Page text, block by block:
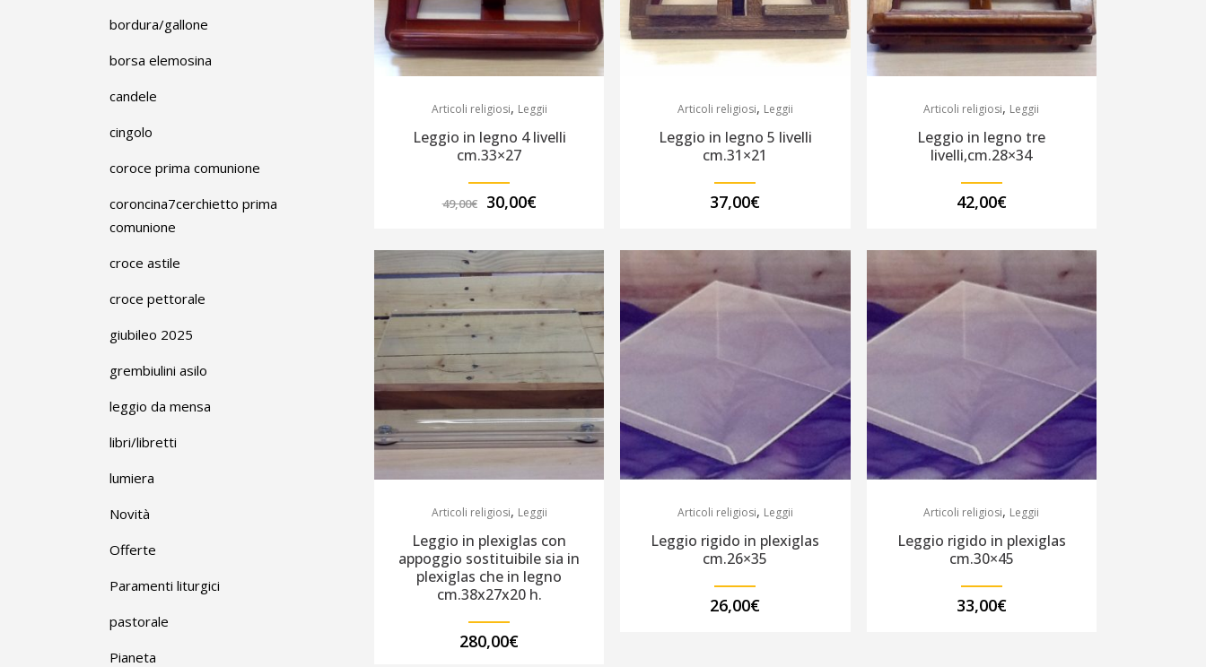
bordura/gallone
borsa elemosina
candele
cingolo
coroce prima comunione
coroncina7cerchietto prima
comunione
croce astile
croce pettorale
giubileo 2025
grembiulini asilo
leggio da mensa
libri/libretti
lumiera
Novità
Offerte
Paramenti liturgici
pastorale
Pianeta
Articoli religiosi, Leggii
Leggio in legno 4 livelli
cm.33×27
49,00€
Il
era:
49,00€.
30,00€Il
è:
30,00€.
Articoli religiosi, Leggii
Leggio in legno 5 livelli
cm.31×21
37,00€
Articoli religiosi, Leggii
Leggio in legno tre
livelli,cm.28×34
42,00€
Articoli religiosi, Leggii
Leggio in plexiglas con
appoggio sostituibile sia in
plexiglas che in legno
cm.38x27x20 h.
280,00€
Articoli religiosi, Leggii
Leggio rigido in plexiglas
cm.26×35
26,00€
Articoli religiosi, Leggii
Leggio rigido in plexiglas
cm.30×45
33,00€